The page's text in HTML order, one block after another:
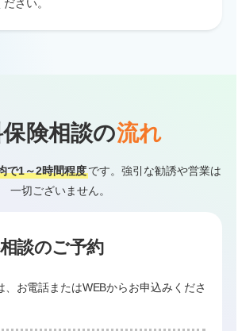
さい。
険相談の流れ
で1～2時間程度です。強引な勧誘や営業は
一切ございません。
談のご予約
、お電話またはWEBからお申込みくださ